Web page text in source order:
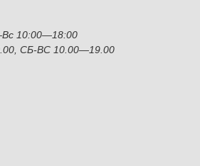
10:00—18:00
СБ-ВС 10.00—19.00